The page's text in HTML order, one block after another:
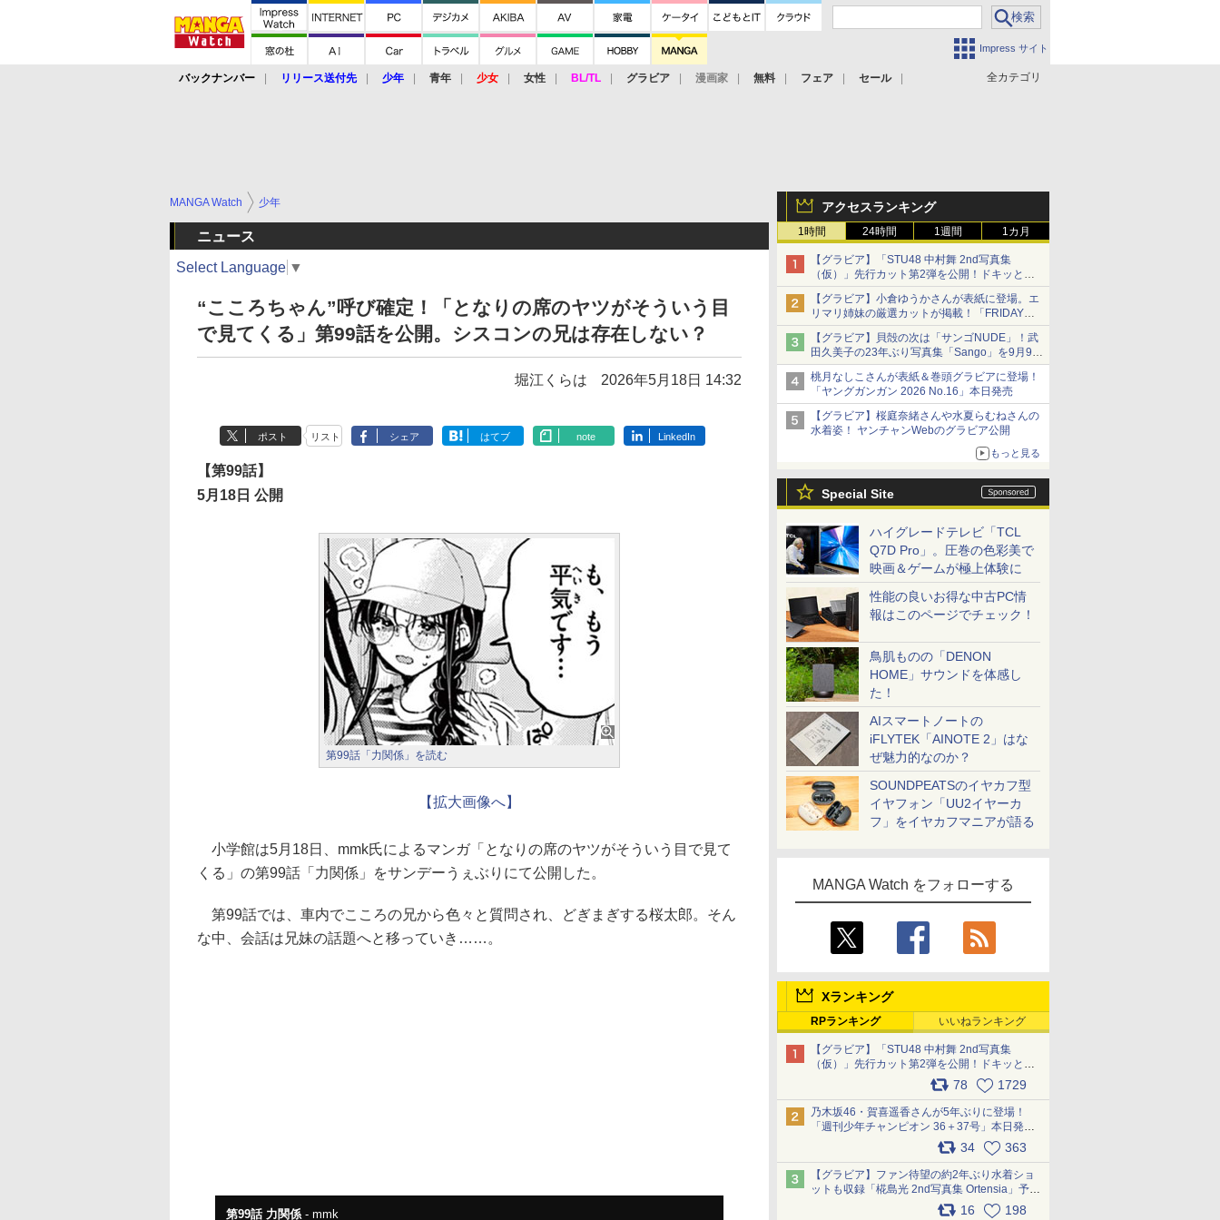
Impress サイト
全カテゴリ
バックナンバー リリース送付先 少年 青年 少女 女性 BL/TL グラビア 漫画家 無料 フェア セール
アクセスランキング
1時間 24時間 1週間 1カ月
【グラビア】「STU48 中村舞 2nd写真集
（仮）」先行カット第2弾を公開！ドキッとす
るランジェリーカットなど新たな挑戦
【グラビア】小倉ゆうかさんが表紙に登場。エ
リマリ姉妹の厳選カットが掲載！「FRIDAY
2026年8⽉21・28日号」本日発売
【グラビア】貝殻の次は「サンゴNUDE」！武
田久美子の23年ぶり写真集「Sango」を9月9日
に発売
桃月なしこさんが表紙＆巻頭グラビアに登場！
「ヤングガンガン 2026 No.16」本日発売
【グラビア】桜庭奈緒さんや水夏らむねさんの
水着姿！ ヤンチャンWebのグラビア公開
もっと見る
Special Site
ハイグレードテレビ「TCL
Q7D Pro」。圧巻の色彩美で
映画＆ゲームが極上体験に
性能の良いお得な中古PC情
報はこのページでチェック！
鳥肌ものの「DENON
HOME」サウンドを体感し
た！
AIスマートノートの
iFLYTEK「AINOTE 2」はな
ぜ魅力的なのか？
SOUNDPEATSのイヤカフ型
イヤフォン「UU2イヤーカ
フ」をイヤカフマニアが語る
MANGA Watch をフォローする
Xランキング
RPランキング いいねランキング
【グラビア】「STU48 中村舞 2nd写真集
（仮）」先行カット第2弾を公開！ドキッとす
るランジェリーカットなど新たな挑戦
78 1729
乃木坂46・賀喜遥香さんが5年ぶりに登場！
「週刊少年チャンピオン 36＋37号」本日発
売 pic.x.com/2Mo85ZlRvK
34 363
【グラビア】ファン待望の約2年ぶり水着ショ
ットも収録「椛島光 2nd写真集 Ortensia」予約
16 198
MANGA Watch 少年
ニュース
Select Language ▼
“こころちゃん”呼び確定！「となりの席のヤツがそういう目
で見てくる」第99話を公開。シスコンの兄は存在しない？
堀江くらは 2026年5月18日 14:32
ポスト リスト シェア はてブ note LinkedIn
【第99話】
5月18日 公開
第99話「力関係」を読む
【拡大画像へ】
小学館は5月18日、mmk氏によるマンガ「となりの席のヤツがそういう目で見て
くる」の第99話「力関係」をサンデーうぇぶりにて公開した。
第99話では、車内でこころの兄から色々と質問され、どぎまぎする桜太郎。そん
な中、会話は兄妹の話題へと移っていき……。